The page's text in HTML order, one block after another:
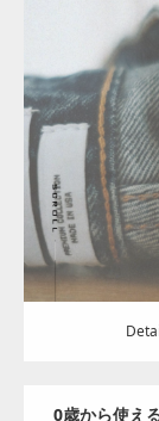
Detail
0歳から使え